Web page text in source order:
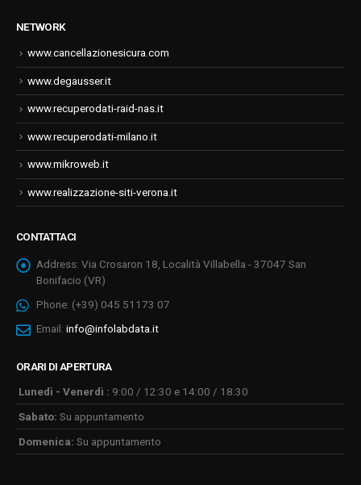
NETWORK
www.cancellazionesicura.com
www.degausser.it
www.recuperodati-raid-nas.it
www.recuperodati-milano.it
www.mikroweb.it
www.realizzazione-siti-verona.it
CONTATTACI
Address: Via Crosaron 18, Località Villabella - 37047 San
Bonifacio (VR)
Phone: (+39) 045 51173 07
Email: info@infolabdata.it
ORARI DI APERTURA
Lunedì - Venerdì : 9:00 / 12:30 e 14:00 / 18:30
Sabato: Su appuntamento
Domenica: Su appuntamento